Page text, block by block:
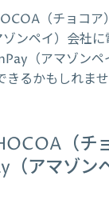
（チョコア
ンペイ）会社
（アマゾン
るかもしれませ
（チ
（アマゾン